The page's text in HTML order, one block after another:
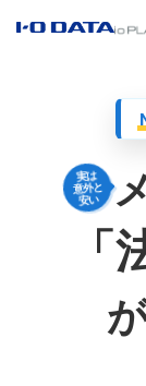
実は
意外と
安い